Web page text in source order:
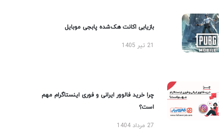
بازیابی اکانت هک‌شده پابجی موبایل
چرا خرید فالوور ایرانی و فوری اینستاگرام مهم
است؟
27 مرداد 1404